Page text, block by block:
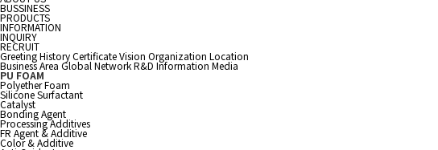
BUSSINESS
PRODUCTS
INFORMATION
INQUIRY
RECRUIT
GreetingHistoryCertificateVision Organization Location
Business Area Global NetworkR&D Information Media
PU FOAM
Polyether Foam
Silicone Surfactant
Catalyst
Bonding Agent
Processing Additives
FR Agent & Additive
Color & Additive